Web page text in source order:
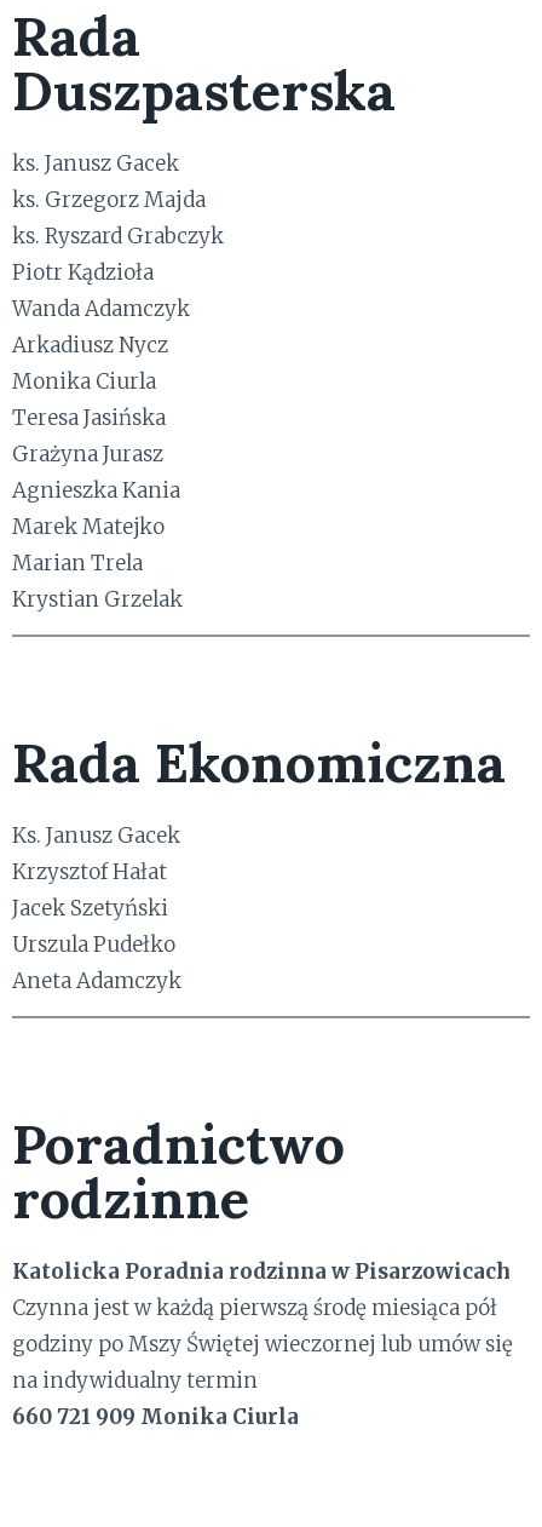
Rada
Duszpasterska
ks. Janusz Gacek
ks. Grzegorz Majda
ks. Ryszard Grabczyk
Piotr Kądzioła
Wanda Adamczyk
Arkadiusz Nycz
Monika Ciurla
Teresa Jasińska
Grażyna Jurasz
Agnieszka Kania
Marek Matejko
Marian Trela
Krystian Grzelak
Rada Ekonomiczna
Ks. Janusz Gacek
Krzysztof Hałat
Jacek Szetyński
Urszula Pudełko
Aneta Adamczyk
Poradnictwo
rodzinne
Katolicka Poradnia rodzinna w Pisarzowicach
Czynna jest w każdą pierwszą środę miesiąca pół
godziny po Mszy Świętej wieczornej lub umów się
na indywidualny termin
660 721 909 Monika Ciurla